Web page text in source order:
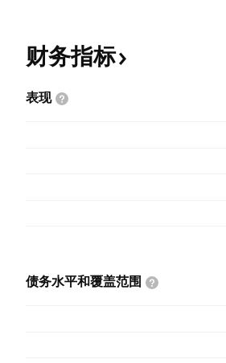
财务指标
表现
债务水平和覆盖范围